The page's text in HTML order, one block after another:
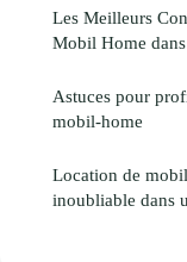
Les Meilleurs
Mobil Home
Astuces pour
mobil-home
Location de
inoubliable dans